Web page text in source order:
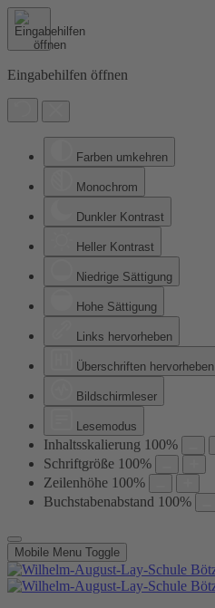
Eingabehilfen öffnen
Farben umkehren
Monochrom
Dunkler Kontrast
Heller Kontrast
Niedrige Sättigung
Hohe Sättigung
Links hervorheben
Überschriften hervorheben
Bildschirmleser
Lesemodus
Inhaltsskalierung 100%
Schriftgröße 100%
Zeilenhöhe 100%
Buchstabenabstand 100%
Mobile Menu Toggle